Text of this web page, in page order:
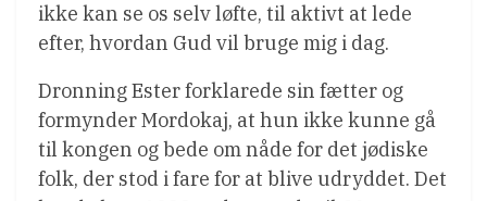
ikke kan se os selv løfte, til aktivt at lede
efter, hvordan Gud vil bruge mig i dag.
Dronning Ester forklarede sin fætter og
formynder Mordokaj, at hun ikke kunne gå
til kongen og bede om nåde for det jødiske
folk, der stod i fare for at blive udryddet. Det